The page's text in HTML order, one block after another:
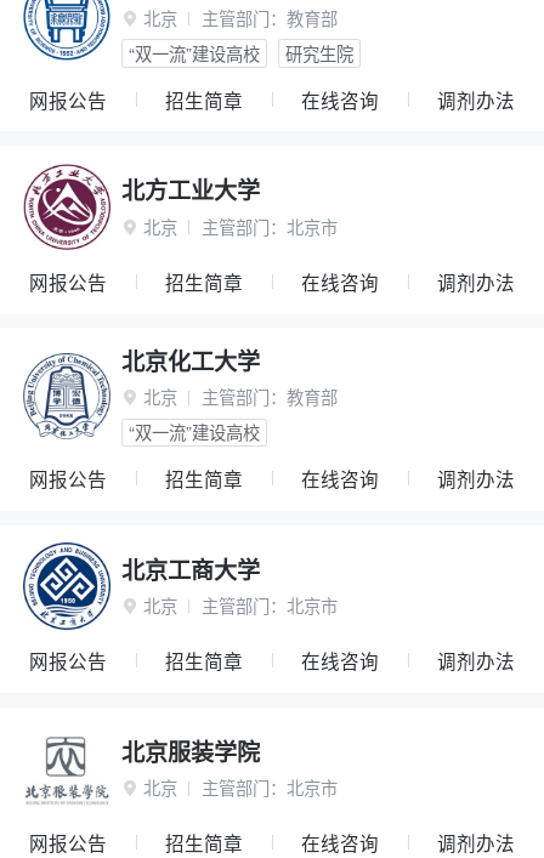
 北京 主管部门： 教育部
“双一流”建设高校
研究生院
网报公告 招生简章 在线咨询 调剂办法
北方工业大学
 北京 主管部门： 北京市
网报公告 招生简章 在线咨询 调剂办法
北京化工大学
 北京 主管部门： 教育部
“双一流”建设高校
网报公告 招生简章 在线咨询 调剂办法
北京工商大学
 北京 主管部门： 北京市
网报公告 招生简章 在线咨询 调剂办法
北京服装学院
 北京 主管部门： 北京市
网报公告 招生简章 在线咨询 调剂办法